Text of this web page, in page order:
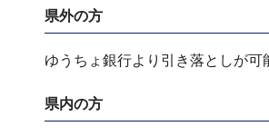
県外の方
ゆうちょ銀行より引き落としが可
県内の方